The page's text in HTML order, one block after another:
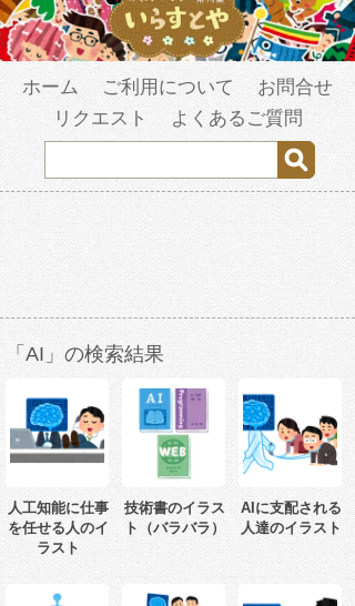
ホーム ご利用について
お問合せ
リクエスト
よくあるご質問
「AI」の検索結果
人工知能に仕事
を任せる人のイ
ラスト
技術書のイラス
ト（バラバラ）
AIに支配される
人達のイラスト